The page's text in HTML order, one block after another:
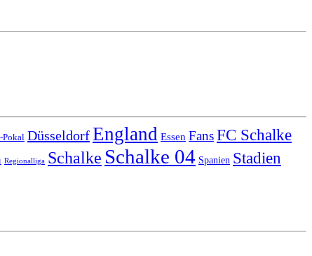
Pokal DüsseldorfEngland Essen FansFC Schalke
Regionalliga Schalke Schalke 04 Spanien Stadien